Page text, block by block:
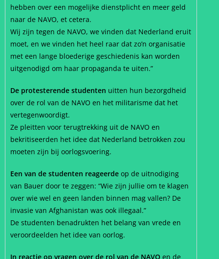
hebben over een mogelijke dienstplicht en meer geld
naar de NAVO, et cetera.
Wij zijn tegen de NAVO, we vinden dat Nederland eruit
moet, en we vinden het heel raar dat zo’n organisatie
met een lange bloederige geschiedenis kan worden
uitgenodigd om haar propaganda te uiten.”
De protesterende studenten uitten hun bezorgdheid
over de rol van de NAVO en het militarisme dat het
vertegenwoordigt.
Ze pleitten voor terugtrekking uit de NAVO en
bekritiseerden het idee dat Nederland betrokken zou
moeten zijn bij oorlogsvoering.
Een van de studenten reageerde op de uitnodiging
van Bauer door te zeggen: “Wie zijn jullie om te klagen
over wie wel en geen landen binnen mag vallen? De
invasie van Afghanistan was ook illegaal.”
De studenten benadrukten het belang van vrede en
veroordeelden het idee van oorlog.
In reactie op vragen over de rol van de NAVO en de